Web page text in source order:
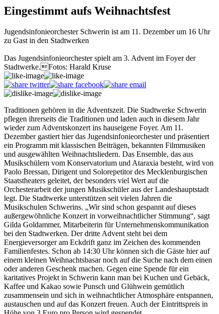
Eingestimmt aufs Weihnachtsfest
Jugendsinfonieorchester Schwerin ist am 11. Dezember um 16 Uhr
zu Gast in den Stadtwerken
Das Jugendsinfonieorchester spielt am 3. Advent im Foyer der
Stadtwerke.Fotos: Harald Kruse
Traditionen gehören in die Adventszeit. Die Stadtwerke Schwerin
pflegen ihrerseits die Traditionen und laden auch in diesem Jahr
wieder zum Adventskonzert ins hauseigene Foyer. Am 11.
Dezember gastiert hier das Jugendsinfonieorchester und präsentiert
ein Programm mit klassischen Beiträgen, bekannten Filmmusiken
und ausgewählten Weihnachtsliedern. Das Ensemble, das aus
Musikschülern vom Konservatorium und Ataraxia besteht, wird von
Paolo Bressan, Dirigent und Solorepetitor des Mecklenburgischen
Staatstheaters geleitet, der besonders viel Wert auf die
Orchesterarbeit der jungen Musikschüler aus der Landeshauptstadt
legt. Die Stadtwerke unterstützen seit vielen Jahren die
Musikschulen Schwerins. „Wir sind schon gespannt auf dieses
außergewöhnliche Konzert in vorweihnachtlicher Stimmung“, sagt
Gilda Goldammer, Mitarbeiterin für Unternehmenskommunikation
bei den Stadtwerken. Der dritte Advent steht bei dem
Energieversorger am Eckdrift ganz im Zeichen des kommenden
Familienfestes. Schon ab 14:30 Uhr können sich die Gäste hier auf
einem kleinen Weihnachtsbasar noch auf die Suche nach dem einen
oder anderen Geschenk machen. Gegen eine Spende für ein
karitatives Projekt in Schwerin kann man bei Kuchen und Gebäck,
Kaffee und Kakao sowie Punsch und Glühwein gemütlich
zusammensein und sich in weihnachtlicher Atmosphäre entspannen,
austauschen und auf das Konzert freuen. Auch der Eintrittspreis in